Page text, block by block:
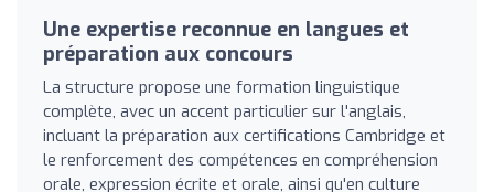
Une expertise reconnue en langues et
préparation aux concours
La structure propose une formation linguistique
complète, avec un accent particulier sur l'anglais,
incluant la préparation aux certifications Cambridge et
le renforcement des compétences en compréhension
orale, expression écrite et orale, ainsi qu'en culture